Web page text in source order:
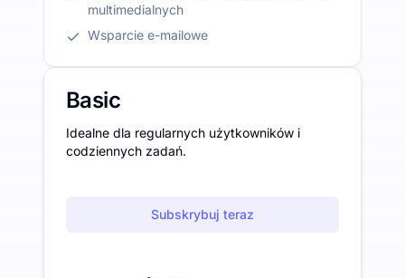
multimedialnych
Wsparcie e-mailowe
Basic
Idealne dla regularnych użytkowników i
codziennych zadań.
Subskrybuj teraz